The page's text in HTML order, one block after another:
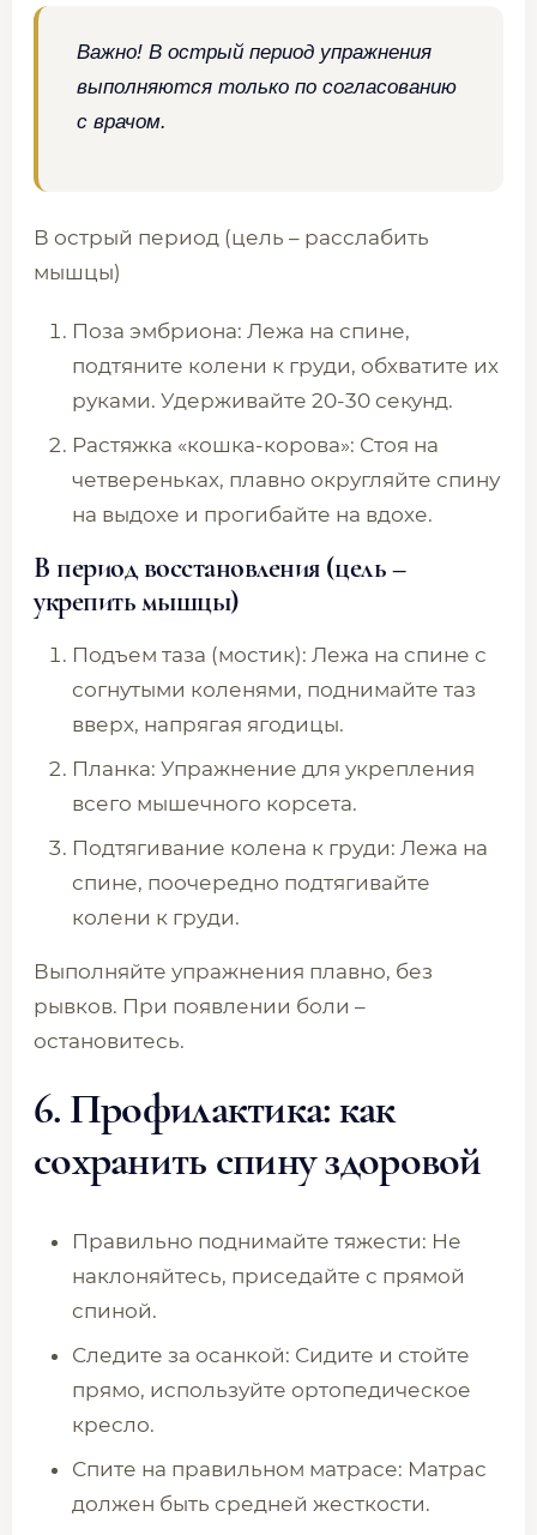
Важно! В острый период упражнения
выполняются только по согласованию
с врачом.
В острый период (цель – расслабить
мышцы)
Поза эмбриона: Лежа на спине,
подтяните колени к груди, обхватите их
руками. Удерживайте 20-30 секунд.
Растяжка «кошка-корова»: Стоя на
четвереньках, плавно округляйте спину
на выдохе и прогибайте на вдохе.
В период восстановления (цель –
укрепить мышцы)
Подъем таза (мостик): Лежа на спине с
согнутыми коленями, поднимайте таз
вверх, напрягая ягодицы.
Планка: Упражнение для укрепления
всего мышечного корсета.
Подтягивание колена к груди: Лежа на
спине, поочередно подтягивайте
колени к груди.
Выполняйте упражнения плавно, без
рывков. При появлении боли –
остановитесь.
6. Профилактика: как
сохранить спину здоровой
Правильно поднимайте тяжести: Не
наклоняйтесь, приседайте с прямой
спиной.
Следите за осанкой: Сидите и стойте
прямо, используйте ортопедическое
кресло.
Спите на правильном матрасе: Матрас
должен быть средней жесткости.